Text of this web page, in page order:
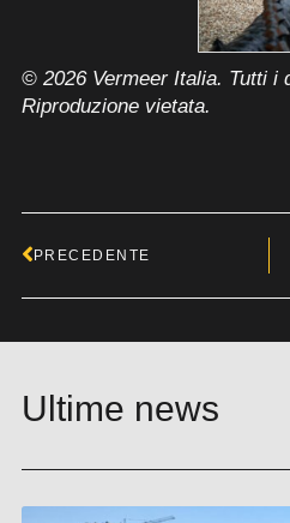
© 2026 Vermeer Italia. Tutti i
Riproduzione vietata.
PRECEDENTE
Ultime news